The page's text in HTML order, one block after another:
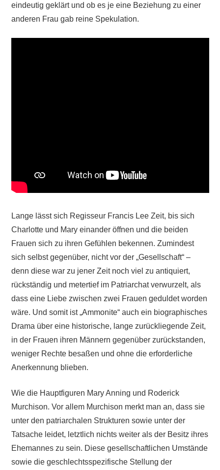
eindeutig geklärt und ob es je eine Beziehung zu einer
anderen Frau gab reine Spekulation.
Lange lässt sich Regisseur Francis Lee Zeit, bis sich
Charlotte und Mary einander öffnen und die beiden
Frauen sich zu ihren Gefühlen bekennen. Zumindest
sich selbst gegenüber, nicht vor der „Gesellschaft“ –
denn diese war zu jener Zeit noch viel zu antiquiert,
rückständig und metertief im Patriarchat verwurzelt, als
dass eine Liebe zwischen zwei Frauen geduldet worden
wäre. Und somit ist „Ammonite“ auch ein biographisches
Drama über eine historische, lange zurückliegende Zeit,
in der Frauen ihren Männern gegenüber zurückstanden,
weniger Rechte besaßen und ohne die erforderliche
Anerkennung blieben.
Wie die Hauptfiguren Mary Anning und Roderick
Murchison. Vor allem Murchison merkt man an, dass sie
unter den patriarchalen Strukturen sowie unter der
Tatsache leidet, letztlich nichts weiter als der Besitz ihres
Ehemannes zu sein. Diese gesellschaftlichen Umstände
sowie die geschlechtsspezifische Stellung der